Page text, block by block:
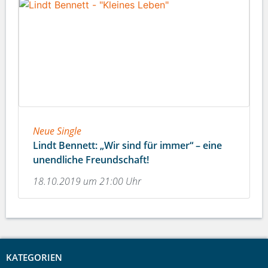
Neue Single
Lindt Bennett: „Wir sind für immer“ – eine
unendliche Freundschaft!
18.10.2019 um 21:00 Uhr
KATEGORIEN